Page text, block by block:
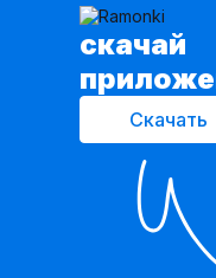
cкачай
Скачать